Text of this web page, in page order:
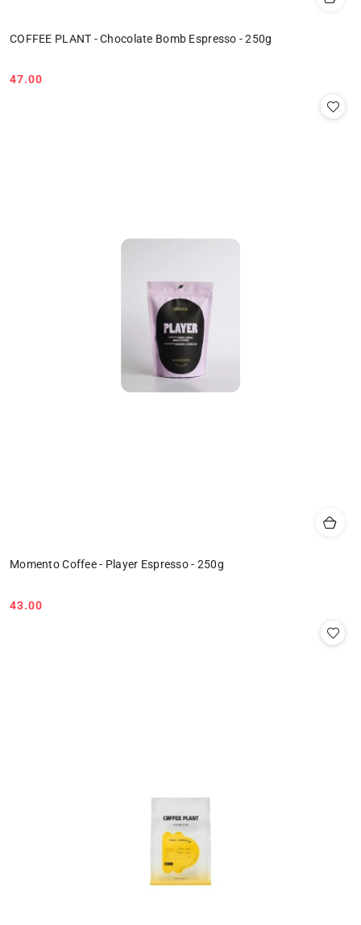
COFFEE PLANT - Chocolate Bomb Espresso - 250g
Cena:
47.00
Momento Coffee - Player Espresso - 250g
Cena:
43.00